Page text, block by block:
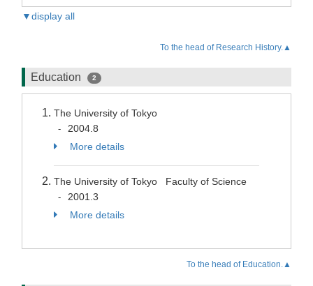
▼display all
To the head of Research History.▲
Education 2
The University of Tokyo
-
2004.8
More details
The University of Tokyo Faculty of Science
-
2001.3
More details
To the head of Education.▲